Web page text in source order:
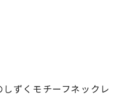
ずくモチーフネックレ